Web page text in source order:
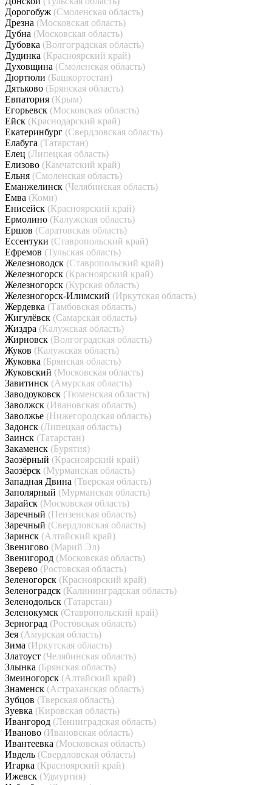
Дорогобуж (Смоленская область)
Дрезна (Московская область)
Дубна (Московская область)
Дубовка (Волгоградская область)
Дудинка (Красноярский край)
Духовщина (Смоленская область)
Дюртюли (Башкортостан)
Дятьково (Брянская область)
Евпатория (Крым)
Егорьевск (Московская область)
Ейск (Краснодарский край)
Екатеринбург (Свердловская область)
Елабуга (Татарстан)
Елец (Липецкая область)
Елизово (Камчатский край)
Ельня (Смоленская область)
Еманжелинск (Челябинская область)
Емва (Коми)
Енисейск (Красноярский край)
Ермолино (Калужская область)
Ершов (Саратовская область)
Ессентуки (Ставропольский край)
Ефремов (Тульская область)
Железноводск (Ставропольский край)
Железногорск (Красноярский край)
Железногорск (Курская область)
Железногорск-Илимский (Иркутская область)
Жердевка (Тамбовская область)
Жигулёвск (Самарская область)
Жиздра (Калужская область)
Жирновск (Волгоградская область)
Жуков (Калужская область)
Жуковка (Брянская область)
Жуковский (Московская область)
Завитинск (Амурская область)
Заводоуковск (Тюменская область)
Заволжск (Ивановская область)
Заволжье (Нижегородская область)
Задонск (Липецкая область)
Заинск (Татарстан)
Закаменск (Бурятия)
Заозёрный (Красноярский край)
Заозёрск (Мурманская область)
Западная Двина (Тверская область)
Заполярный (Мурманская область)
Зарайск (Московская область)
Заречный (Пензенская область)
Заречный (Свердловская область)
Заринск (Алтайский край)
Звенигово (Марий Эл)
Звенигород (Московская область)
Зверево (Ростовская область)
Зеленогорск (Красноярский край)
Зеленоградск (Калининградская область)
Зеленодольск (Татарстан)
Зеленокумск (Ставропольский край)
Зерноград (Ростовская область)
Зея (Амурская область)
Зима (Иркутская область)
Златоуст (Челябинская область)
Злынка (Брянская область)
Змеиногорск (Алтайский край)
Знаменск (Астраханская область)
Зубцов (Тверская область)
Зуевка (Кировская область)
Ивангород (Ленинградская область)
Иваново (Ивановская область)
Ивантеевка (Московская область)
Ивдель (Свердловская область)
Игарка (Красноярский край)
Ижевск (Удмуртия)